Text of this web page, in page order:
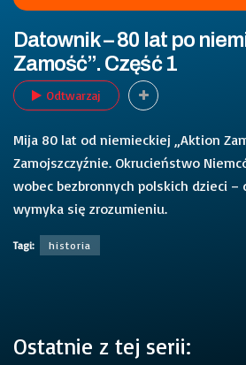
Datownik – 80 lat po
Zamość”. Część 1
Odtwarzaj
Mija 80 lat od niemieckiej „Aktion
Zamojszczyźnie. Okrucieństwo
wobec bezbronnych polskich dzieci –
wymyka się zrozumieniu.
Tagi: historia
Ostatnie z tej serii: